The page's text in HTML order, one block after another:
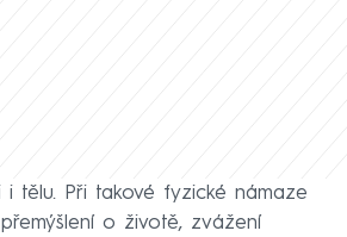
i tělu. Při takové fyzické námaze
o životě, zvážení